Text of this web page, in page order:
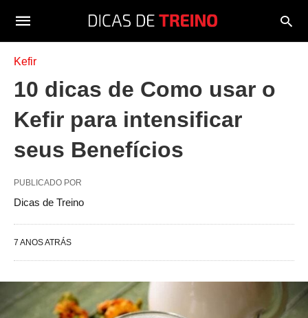
Kefir
10 dicas de Como usar o
Kefir para intensificar
seus Benefícios
PUBLICADO POR
Dicas de Treino
7 ANOS ATRÁS